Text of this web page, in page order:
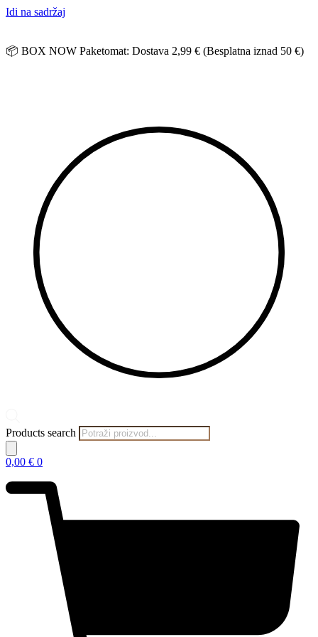
Idi na sadržaj
📦 BOX NOW Paketomat: Dostava 2,99 € (Besplatna iznad 50 €)
Products search
0,00 € 0